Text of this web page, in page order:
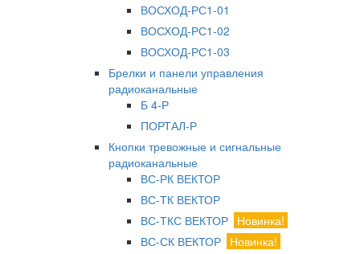
ВОСХОД-РС1-01
ВОСХОД-РС1-02
ВОСХОД-РС1-03
Брелки и панели управления
радиоканальные
Б 4-Р
ПОРТАЛ-Р
Кнопки тревожные и сигнальные
радиоканальные
ВС-РК ВЕКТОР
ВС-ТК ВЕКТОР
ВС-ТКС ВЕКТОР Новинка!
ВС-СК ВЕКТОР Новинка!